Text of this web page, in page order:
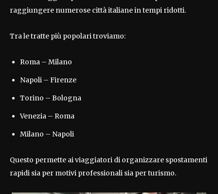
raggiungere numerose città italiane in tempi ridotti.
Tra le tratte più popolari troviamo:
Roma – Milano
Napoli – Firenze
Torino – Bologna
Venezia – Roma
Milano – Napoli
Questo permette ai viaggiatori di organizzare spostamenti
rapidi sia per motivi professionali sia per turismo.